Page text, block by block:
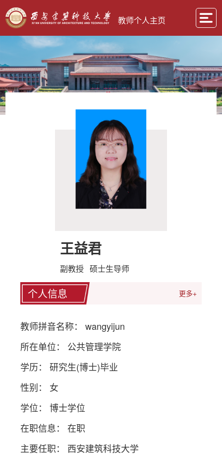
教师个人主页
王益君
副教授 硕士生导师
个人信息 更多+
教师拼音名称： wangyijun
所在单位： 公共管理学院
学历： 研究生(博士)毕业
性别： 女
学位： 博士学位
在职信息： 在职
主要任职： 西安建筑科技大学